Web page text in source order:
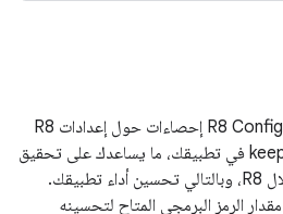
تقدّم أداة R8 Configuration Analyzer إحصاءات حول إعدادات R8
في تطبيقك وتأثير كل قاعدة keep في تطبيقك، ما يساعدك على تحقيق
أقصى قدر من التحسين من خلال R8، وبالتالي تحسين أداء تطبيقك.
الرمز البرمجي المتاح لتحسينه